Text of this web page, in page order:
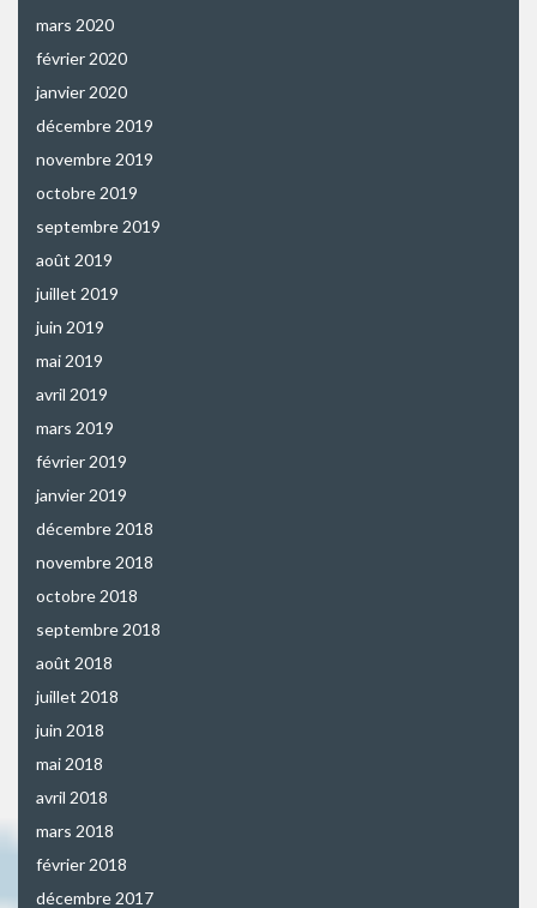
mars 2020
février 2020
janvier 2020
décembre 2019
novembre 2019
octobre 2019
septembre 2019
août 2019
juillet 2019
juin 2019
mai 2019
avril 2019
mars 2019
février 2019
janvier 2019
décembre 2018
novembre 2018
octobre 2018
septembre 2018
août 2018
juillet 2018
juin 2018
mai 2018
avril 2018
mars 2018
février 2018
décembre 2017